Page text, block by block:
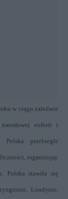
w ciągu zaledwie
euforii i
Polska przebiegle
organizując
Polska stawiła się
Londynie,